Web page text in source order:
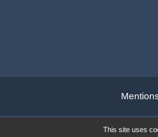
This site uses